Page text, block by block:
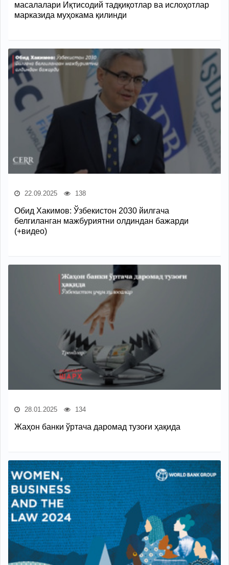
масалалари Иқтисодий тадқиқотлар ва ислоҳотлар
марказида муҳокама қилинди
22.09.2025 138
Обид Хакимов: Ўзбекистон 2030 йилгача
белгиланган мажбуриятни олдиндан бажарди
(+видео)
28.01.2025 134
Жаҳон банки ўртача даромад тузоғи ҳақида